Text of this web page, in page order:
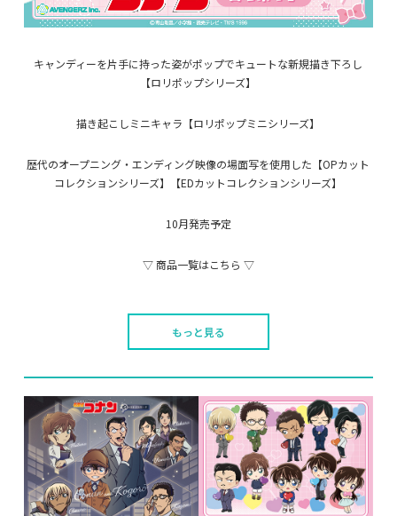
キャンディーを片手に持った姿がポップでキュートな新規描き下ろし
【ロリポップシリーズ】
描き起こしミニキャラ【ロリポップミニシリーズ】
歴代のオープニング・エンディング映像の場面写を使用した【OPカット
コレクションシリーズ】【EDカットコレクションシリーズ】
10月発売予定
▽ 商品一覧はこちら ▽
もっと見る